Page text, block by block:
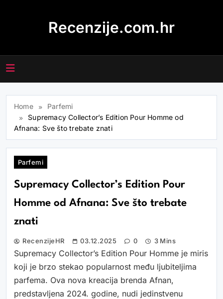
Recenzije.com.hr
Home
Parfemi
Supremacy Collector’s Edition Pour Homme od
Afnana: Sve što trebate znati
Parfemi
Supremacy Collector’s Edition Pour
Homme od Afnana: Sve što trebate
znati
RecenzijeHR 03.12.2025 0 3 Mins
Supremacy Collector’s Edition Pour Homme je miris
koji je brzo stekao popularnost među ljubiteljima
parfema. Ova nova kreacija brenda Afnan,
predstavljena 2024. godine, nudi jedinstvenu